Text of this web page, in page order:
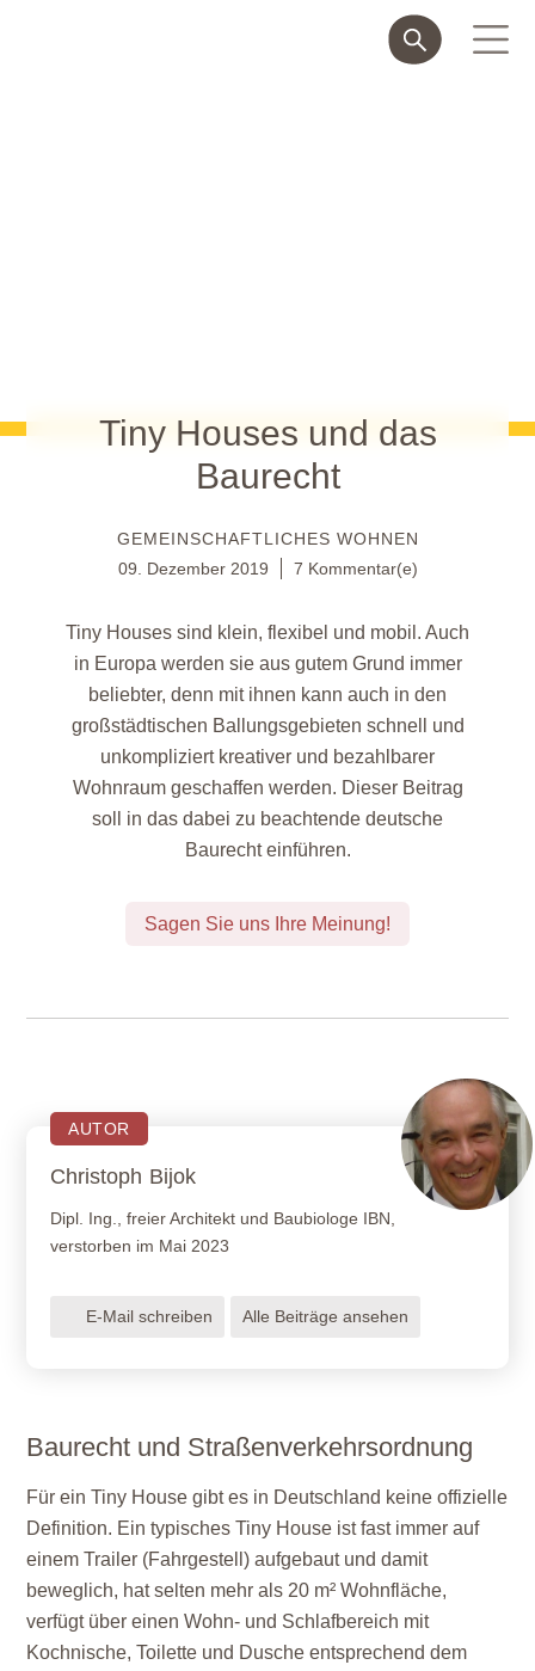
Tiny Houses und das
Baurecht
GEMEINSCHAFTLICHES WOHNEN
09. Dezember 2019
7 Kommentar(e)
Tiny Houses sind klein, flexibel und mobil. Auch
in Europa werden sie aus gutem Grund immer
beliebter, denn mit ihnen kann auch in den
großstädtischen Ballungsgebieten schnell und
unkompliziert kreativer und bezahlbarer
Wohnraum geschaffen werden. Dieser Beitrag
soll in das dabei zu beachtende deutsche
Baurecht einführen.
Sagen Sie uns Ihre Meinung!
AUTOR
Christoph Bijok
Dipl. Ing., freier Architekt und Baubiologe IBN,
verstorben im Mai 2023
E-Mail schreiben Alle Beiträge ansehen
Baurecht und Straßenverkehrsordnung
Für ein Tiny House gibt es in Deutschland keine offizielle
Definition. Ein typisches Tiny House ist fast immer auf
einem Trailer (Fahrgestell) aufgebaut und damit
beweglich, hat selten mehr als 20 m² Wohnfläche,
verfügt über einen Wohn- und Schlafbereich mit
Kochnische, Toilette und Dusche entsprechend dem